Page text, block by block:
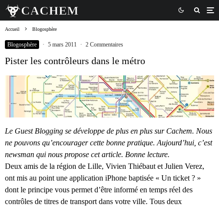
Accueil Blogosphère
Blogosphère · 5 mars 2011 · 2 Commentaires
Pister les contrôleurs dans le métro
Le Guest Blogging se développe de plus en plus sur Cachem. Nous
ne pouvons qu’encourager cette bonne pratique. Aujourd’hui, c’est
newsman qui nous propose cet article. Bonne lecture.
Deux amis de la région de Lille, Vivien Thiébaut et Julien Verez,
ont mis au point une application iPhone baptisée « Un ticket ? »
dont le principe vous permet d’être informé en temps réel des
contrôles de titres de transport dans votre ville. Tous deux